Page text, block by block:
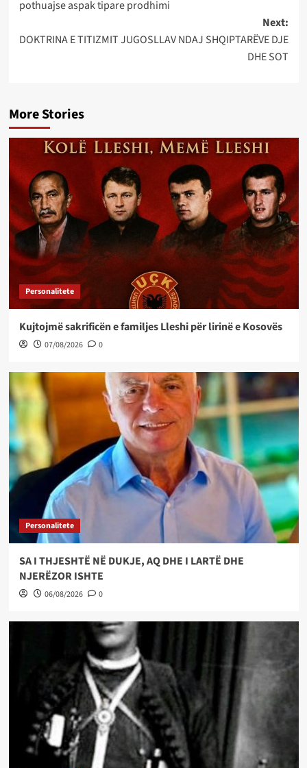
pothuajse aspak tipare prodhimi
Next:
DOKTRINA E TITIZMIT JUGOSLLAV NDAJ SHQIPTARËVE DJE
DHE SOT
More Stories
Personalitete
Kujtojmë sakrificën e familjes Lleshi për lirinë e Kosovës
07/08/2026 0
Personalitete
SA I THJESHTË NË DUKJE, AQ DHE I LARTË DHE
NJERËZOR ISHTE
06/08/2026 0